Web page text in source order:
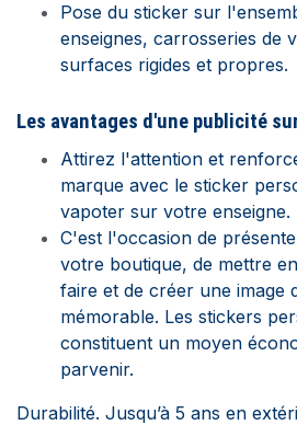
Pose du sticker sur
enseignes, carrosseries de
surfaces rigides et propres.
Les avantages d'une publicité
Attirez l'attention et
marque avec le sticker
vapoter sur votre enseigne.
C'est l'occasion de
votre boutique, de mettre
faire et de créer une image
mémorable. Les stickers
constituent un moyen
parvenir.
Durabilité. Jusqu’à 5 ans en